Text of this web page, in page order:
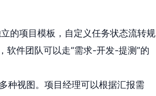
的项目模板，自定义任务状态流转规
软件团队可以走“需求-开发-提测”的
种视图。项目经理可以根据汇报需